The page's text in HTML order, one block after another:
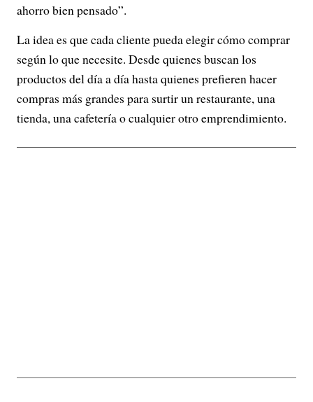
ahorro bien pensado”.
La idea es que cada cliente pueda elegir cómo comprar
según lo que necesite. Desde quienes buscan los
productos del día a día hasta quienes prefieren hacer
compras más grandes para surtir un restaurante, una
tienda, una cafetería o cualquier otro emprendimiento.